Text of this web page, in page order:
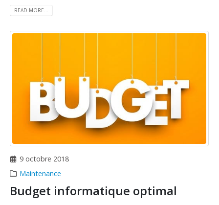
READ MORE...
9 octobre 2018
Maintenance
Budget informatique optimal